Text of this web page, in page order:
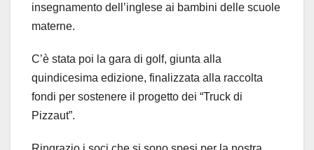
insegnamento dell’inglese ai bambini delle scuole
materne.
C’è stata poi la gara di golf, giunta alla
quindicesima edizione, finalizzata alla raccolta
fondi per sostenere il progetto dei “Truck di
Pizzaut”.